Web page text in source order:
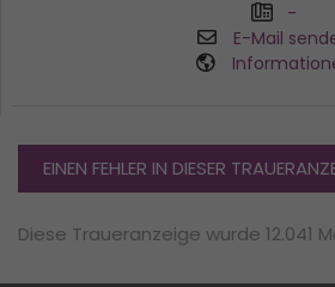
-
E-Mail
EINEN FEHLER IN DIESER
Diese Traueranzeige wurde 12.041